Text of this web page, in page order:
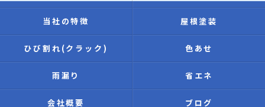
当社の特徴 屋根塗装
ひび割れ(クラック) 色あせ
雨漏り 省エネ
会社概要 ブログ